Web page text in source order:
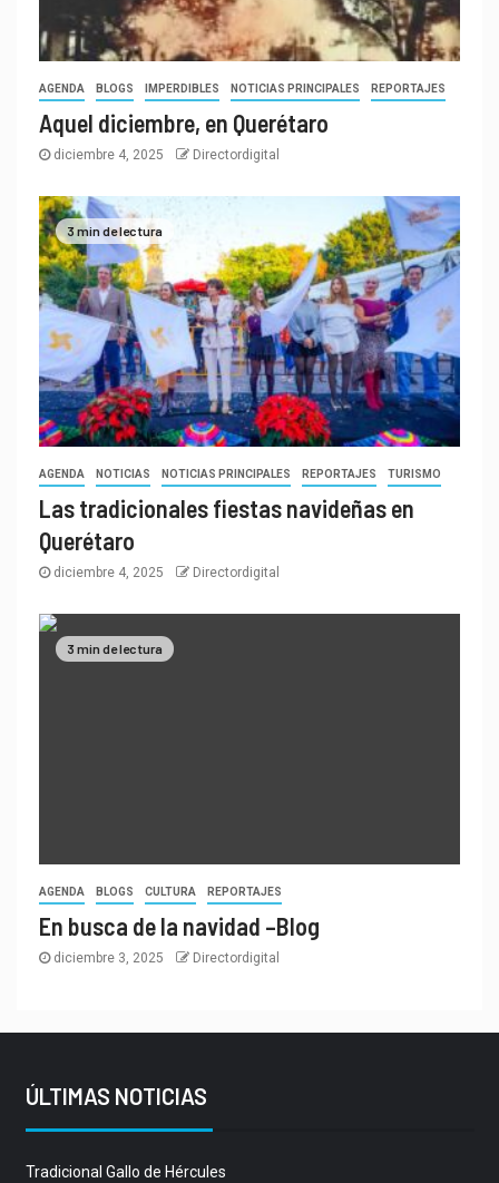
AGENDA BLOGS IMPERDIBLES NOTICIAS PRINCIPALES REPORTAJES
Aquel diciembre, en Querétaro
diciembre 4, 2025 Directordigital
3 min de lectura
AGENDA NOTICIAS NOTICIAS PRINCIPALES REPORTAJES TURISMO
Las tradicionales fiestas navideñas en
Querétaro
diciembre 4, 2025 Directordigital
3 min de lectura
AGENDA BLOGS CULTURA REPORTAJES
En busca de la navidad –Blog
diciembre 3, 2025 Directordigital
ÚLTIMAS NOTICIAS
Tradicional Gallo de Hércules